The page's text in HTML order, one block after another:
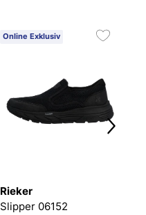
Online Exklusiv
Rieker
Slipper 06152